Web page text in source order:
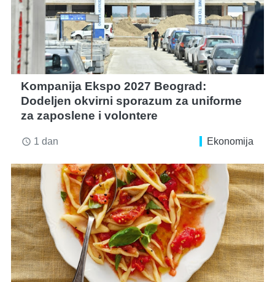
Kompanija Ekspo 2027 Beograd:
Dodeljen okvirni sporazum za uniforme
za zaposlene i volontere
access_time 1 dan Ekonomija